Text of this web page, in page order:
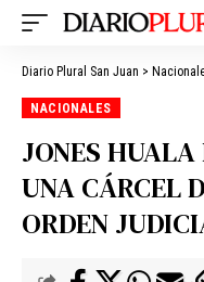
Diario Plural San Juan >
NACIONALES
JONES
UNA CÁRCEL
ORDEN